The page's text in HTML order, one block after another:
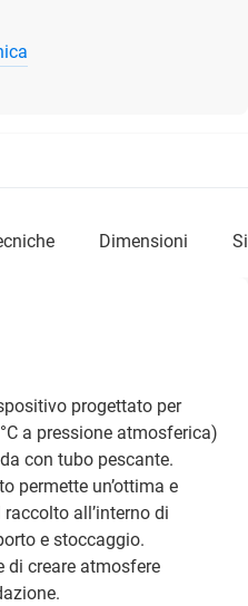
dimensioni
progettato per
a pressione atmosferica)
con tubo pescante.
permette un’ottima e
all’interno di
e stoccaggio.
di creare atmosfere